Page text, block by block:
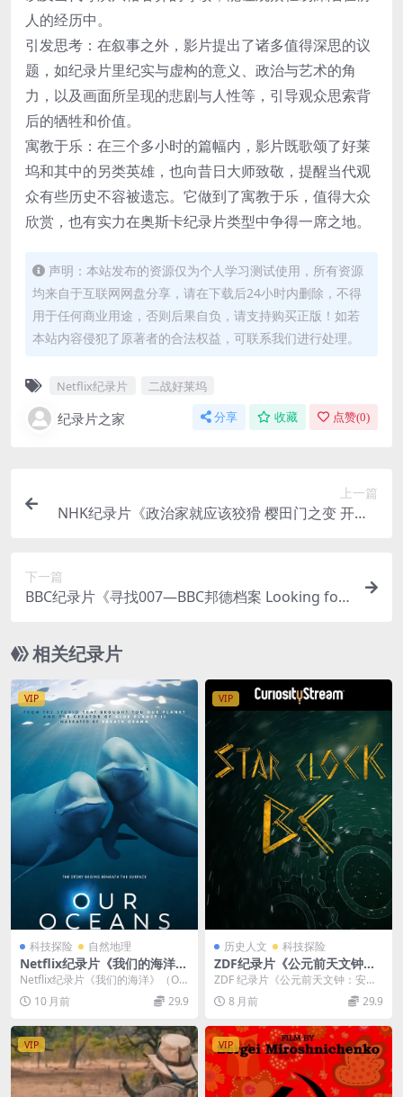
人的经历中。
引发思考：在叙事之外，影片提出了诸多值得深思的议
题，如纪录片里纪实与虚构的意义、政治与艺术的角
力，以及画面所呈现的悲剧与人性等，引导观众思索背
后的牺牲和价值。
寓教于乐：在三个多小时的篇幅内，影片既歌颂了好莱
坞和其中的另类英雄，也向昔日大师致敬，提醒当代观
众有些历史不容被遗忘。它做到了寓教于乐，值得大众
欣赏，也有实力在奥斯卡纪录片类型中争得一席之地。
声明：本站发布的资源仅为个人学习测试使用，所有资源
均来自于互联网网盘分享，请在下载后24小时内删除，不得
用于任何商业用途，否则后果自负，请支持购买正版！如若
本站内容侵犯了原著者的合法权益，可联系我们进行处理。
Netflix纪录片 二战好莱坞
纪录片之家 分享 收藏 点赞(0)
上一篇
NHK纪录片《政治家就应该狡猾 樱田门之变 开国V
下一篇
BBC纪录片《寻找007—BBC邦德档案 Looking for
P/MP4/997MB BBC007邦德档案
相关纪录片
VIP
科技探险 自然地理
Netflix纪录片《我们的海洋 O
ur Oceans 2024》第一季全5
集 英语多国字幕 无水印纯净
版 1080P/MKV/16.4G 海洋生
Netflix纪录片《我们的海洋》（Ou
r Oceans 2024）：巴拉克·奥...
10 月前 29.9
VIP
历史人文 科技探险
ZDF纪录片《公元前天文钟：
安提凯希拉装置 Star Clock B
C:Antikythera Mechanism
2010》英语英字 1080P/MP
ZDF 纪录片《公元前天文钟：安提
凯希拉装置 Star Clock BC:Ant...
8 月前 29.9
VIP VIP